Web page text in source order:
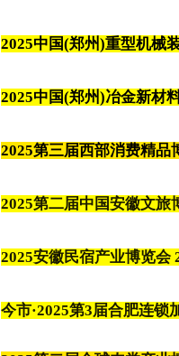
2025中国(郑州)重型机械
2025中国(郑州)冶金新材
2025第三届西部消费精品
2025第二届中国安徽文旅
2025安徽民宿产业博览会
今市·2025第3届合肥连锁